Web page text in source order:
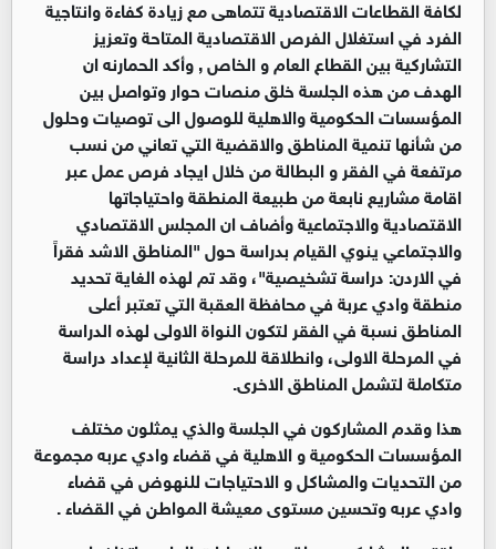
لكافة القطاعات الاقتصادية تتماهى مع زيادة كفاءة وانتاجية
الفرد في استغلال الفرص الاقتصادية المتاحة وتعزيز
التشاركية بين القطاع العام و الخاص , وأكد الحمارنه ان
الهدف من هذه الجلسة خلق منصات حوار وتواصل بين
المؤسسات الحكومية والاهلية للوصول الى توصيات وحلول
من شأنها تنمية المناطق والاقضية التي تعاني من نسب
مرتفعة في الفقر و البطالة من خلال ايجاد فرص عمل عبر
اقامة مشاريع نابعة من طبيعة المنطقة واحتياجاتها
الاقتصادية والاجتماعية وأضاف ان المجلس الاقتصادي
والاجتماعي ينوي القيام بدراسة حول "المناطق الاشد فقراً
في الاردن: دراسة تشخيصية"، وقد تم لهذه الغاية تحديد
منطقة وادي عربة في محافظة العقبة التي تعتبر أعلى
المناطق نسبة في الفقر لتكون النواة الاولى لهذه الدراسة
في المرحلة الاولى، وانطلاقة للمرحلة الثانية لإعداد دراسة
متكاملة لتشمل المناطق الاخرى.
هذا وقدم المشاركون في الجلسة والذي يمثلون مختلف
المؤسسات الحكومية و الاهلية في قضاء وادي عربه مجموعة
من التحديات والمشاكل و الاحتياجات للنهوض في قضاء
وادي عربه وتحسين مستوى معيشة المواطن في القضاء .